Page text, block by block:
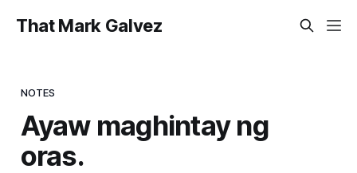
That Mark Galvez
NOTES
Ayaw maghintay ng
oras.